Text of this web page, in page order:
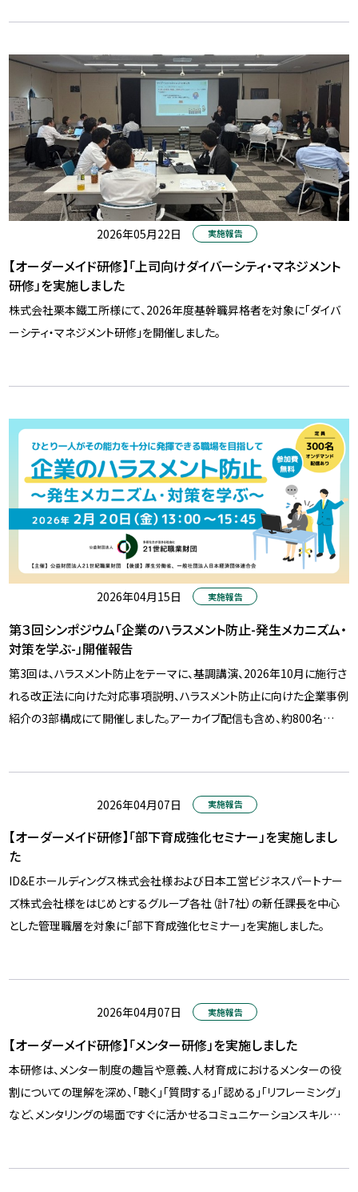
2026年05月22日 実施報告
【オーダーメイド研修】「上司向けダイバーシティ・マネジメント
研修」を実施しました
株式会社栗本鐵工所様にて、2026年度基幹職昇格者を対象に「ダイバ
ーシティ・マネジメント研修」を開催しました。
2026年04月15日 実施報告
第３回シンポジウム「企業のハラスメント防止-発生メカニズム・
対策を学ぶ-」開催報告
第3回は、ハラスメント防止をテーマに、基調講演、2026年10月に施行さ
れる改正法に向けた対応事項説明、ハラスメント防止に向けた企業事例
紹介の3部構成にて開催しました。アーカイブ配信も含め、約800名…
2026年04月07日 実施報告
【オーダーメイド研修】「部下育成強化セミナー」を実施しまし
た
ID&Eホールディングス株式会社様および日本工営ビジネスパートナー
ズ株式会社様をはじめとするグループ各社（計7社）の新任課長を中心
とした管理職層を対象に「部下育成強化セミナー」を実施しました。
2026年04月07日 実施報告
【オーダーメイド研修】「メンター研修」を実施しました
本研修は、メンター制度の趣旨や意義、人材育成におけるメンターの役
割についての理解を深め、「聴く」「質問する」「認める」「リフレーミング」
など、メンタリングの場面ですぐに活かせるコミュニケーションスキル…